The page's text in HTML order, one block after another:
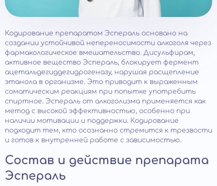
Кодирование препаратом Эспераль основано на
создании устойчивой непереносимости алкоголя через
фармакологическое вмешательство. Дисульфирам,
активное вещество Эспераль, блокирует фермент
ацетальдегиддегидрогеназу, нарушая расщепление
этанола в организме. Это приводит к выраженным
соматическим реакциям при попытке употребить
спиртное. Эспераль от алкоголизма применяется как
метод с высокой эффективностью, особенно при
наличии мотивации и поддержки. Кодирование
подходит тем, кто осознанно стремится к трезвости
и готов к внутренней работе с зависимостью.
Состав и действие препарата
Эспераль